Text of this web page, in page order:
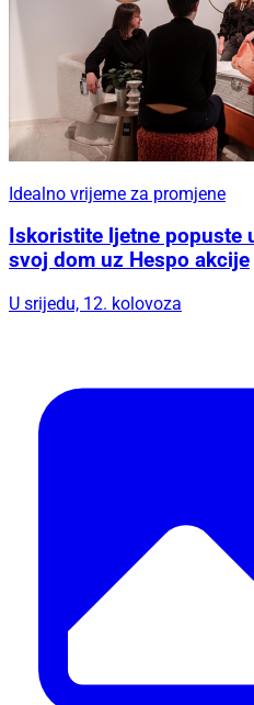
Idealno vrijeme za promjene
Iskoristite ljetne popuste
svoj dom uz Hespo akcije
U srijedu, 12. kolovoza